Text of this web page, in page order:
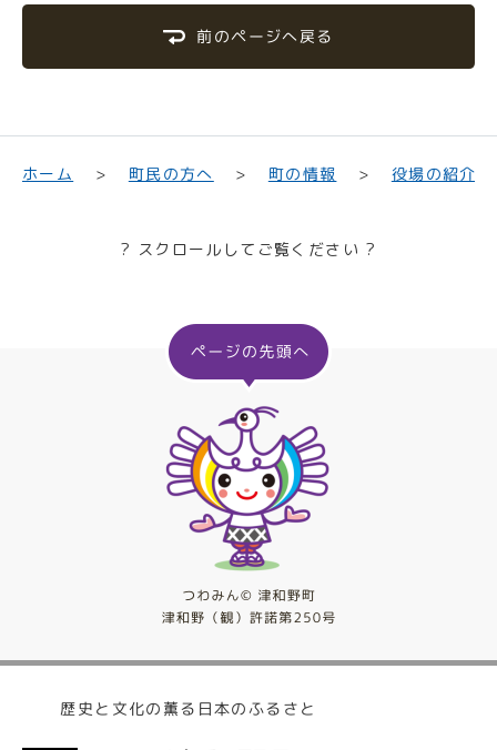
前のページへ戻る
ホーム 町民の方へ 町の情報 役場の紹介
? スクロールしてご覧ください ?
歴史と文化の薫る日本のふるさと